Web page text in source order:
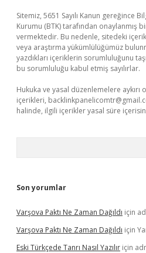
Sitemiz, 5651 Sayılı Kanun gereğince
Kurumu (BTK) tarafından onaylanmış
vermektedir. Bu nedenle, sitedeki
veya araştırma yükümlülüğümüz
yazdıkları içeriklerin sorumluluğunu
bu sorumluluğu kabul etmiş sayılırlar.
Hukuka ve yasal düzenlemelere
içerikleri,
halinde, ilgili içerikler yasal süre
Son yorumlar
Varşova Paktı Ne Zaman Dağıldı için
Varşova Paktı Ne Zaman Dağıldı için
Eski Türkçede Tanrı Nasıl Yazılır için